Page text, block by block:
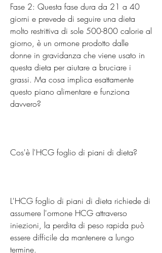
Fase 2: Questa fase dura da 21 a 40
giorni e prevede di seguire una dieta
molto restrittiva di sole 500-800 calorie al
giorno, è un ormone prodotto dalle
donne in gravidanza che viene usato in
questa dieta per aiutare a bruciare i
grassi. Ma cosa implica esattamente
questo piano alimentare e funziona
davvero?
Cos'è l'HCG foglio di piani di dieta?
L'HCG foglio di piani di dieta richiede di
assumere l'ormone HCG attraverso
iniezioni, la perdita di peso rapida può
essere difficile da mantenere a lungo
termine.